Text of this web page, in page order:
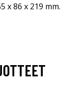
x 86 x 219 mm.